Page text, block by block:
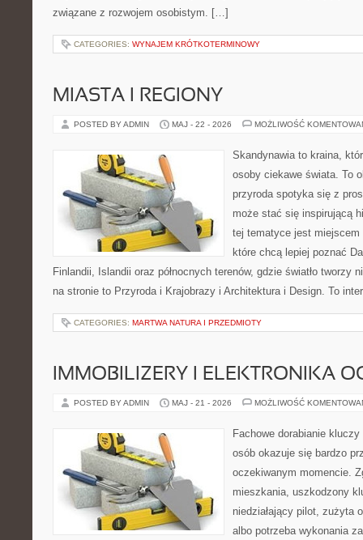
związane z rozwojem osobistym. […]
CATEGORIES: WYNAJEM KRÓTKOTERMINOWY
MIASTA I REGIONY
POSTED BY ADMIN MAJ - 22 - 2026 MOŻLIWOŚĆ
Skandynawia to kraina,
osoby ciekawe świata. To
przyroda spotyka się z
może stać się inspirującą
tej tematyce jest miejscem
które chcą lepiej poznać
Finlandii, Islandii oraz północnych terenów, gdzie światło tworzy
na stronie to Przyroda i Krajobrazy i Architektura i Design. To
CATEGORIES: MARTWA NATURA I PRZEDMIOTY
IMMOBILIZERY I ELEKTRONIKA
POSTED BY ADMIN MAJ - 21 - 2026 MOŻLIWOŚĆ
Fachowe dorabianie
osób okazuje się bardzo
oczekiwanym momencie.
mieszkania, uszkodzony
niedziałający pilot, zużyta
albo potrzeba wykonania